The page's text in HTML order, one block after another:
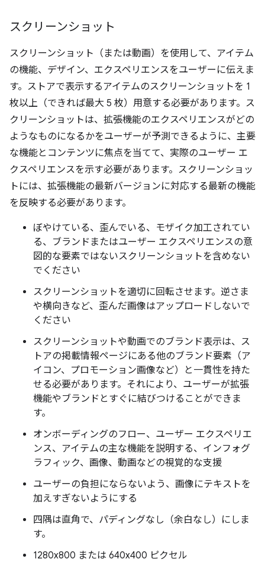
スクリーンショット
スクリーンショット（または動画）を使用して、アイテム
の機能、デザイン、エクスペリエンスをユーザーに伝えま
す。ストアで表示するアイテムのスクリーンショットを 1
枚以上（できれば最大 5 枚）用意する必要があります。ス
クリーンショットは、拡張機能のエクスペリエンスがどの
ようなものになるかをユーザーが予測できるように、主要
な機能とコンテンツに焦点を当てて、実際のユーザー エ
クスペリエンスを示す必要があります。スクリーンショッ
トには、拡張機能の最新バージョンに対応する最新の機能
を反映する必要があります。
ぼやけている、歪んでいる、モザイク加工されてい
る、ブランドまたはユーザー エクスペリエンスの意
図的な要素ではないスクリーンショットを含めない
でください
スクリーンショットを適切に回転させます。逆さま
や横向きなど、歪んだ画像はアップロードしないで
ください
スクリーンショットや動画でのブランド表示は、ス
トアの掲載情報ページにある他のブランド要素（ア
イコン、プロモーション画像など）と一貫性を持た
せる必要があります。それにより、ユーザーが拡張
機能やブランドとすぐに結びつけることができま
す。
オンボーディングのフロー、ユーザー エクスペリエ
ンス、アイテムの主な機能を説明する、インフォグ
ラフィック、画像、動画などの視覚的な支援
ユーザーの負担にならないよう、画像にテキストを
加えすぎないようにする
四隅は直角で、パディングなし（余白なし）にしま
す。
1280x800 または 640x400 ピクセル